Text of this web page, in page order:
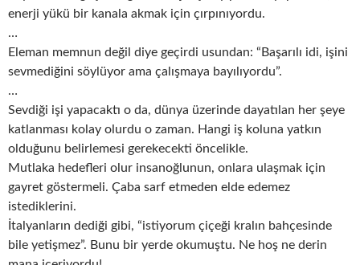
enerji yükü bir kanala akmak için çırpınıyordu.
…
Eleman memnun değil diye geçirdi usundan: “Başarılı idi, işini
sevmediğini söylüyor ama çalışmaya bayılıyordu”.
…
Sevdiği işi yapacaktı o da, dünya üzerinde dayatılan her şeye
katlanması kolay olurdu o zaman. Hangi iş koluna yatkın
olduğunu belirlemesi gerekecekti öncelikle.
Mutlaka hedefleri olur insanoğlunun, onlara ulaşmak için
gayret göstermeli. Çaba sarf etmeden elde edemez
istediklerini.
İtalyanların dediği gibi, “istiyorum çiçeği kralın bahçesinde
bile yetişmez”. Bunu bir yerde okumuştu. Ne hoş ne derin